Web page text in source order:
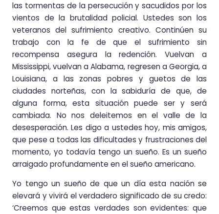
las tormentas de la persecución y sacudidos por los
vientos de la brutalidad policial. Ustedes son los
veteranos del sufrimiento creativo. Continúen su
trabajo con la fe de que el sufrimiento sin
recompensa asegura la redención. Vuelvan a
Mississippi, vuelvan a Alabama, regresen a Georgia, a
Louisiana, a las zonas pobres y guetos de las
ciudades norteñas, con la sabiduría de que, de
alguna forma, esta situación puede ser y será
cambiada. No nos deleitemos en el valle de la
desesperación. Les digo a ustedes hoy, mis amigos,
que pese a todas las dificultades y frustraciones del
momento, yo todavía tengo un sueño. Es un sueño
arraigado profundamente en el sueño americano.
Yo tengo un sueño de que un día esta nación se
elevará y vivirá el verdadero significado de su credo:
‘Creemos que estas verdades son evidentes: que